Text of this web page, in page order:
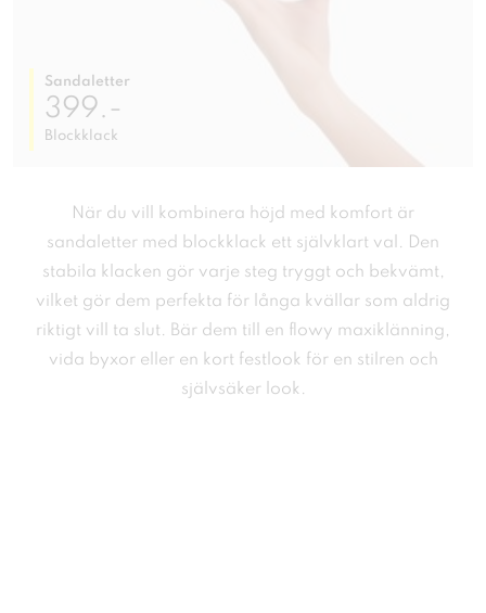
Sandaletter
399.-
Blockklack
När du vill kombinera höjd med komfort är
sandaletter med blockklack ett självklart val. Den
stabila klacken gör varje steg tryggt och bekvämt,
vilket gör dem perfekta för långa kvällar som aldrig
riktigt vill ta slut. Bär dem till en flowy maxiklänning,
vida byxor eller en kort festlook för en stilren och
självsäker look.